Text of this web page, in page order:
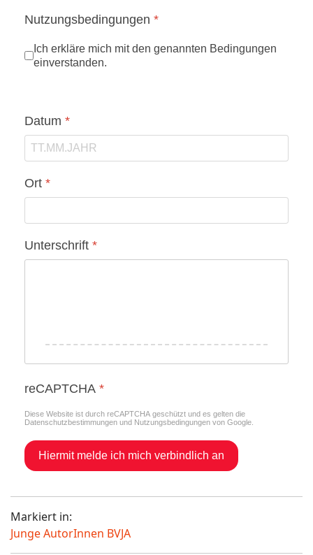
Nutzungsbedingungen *
Ich erkläre mich mit den genannten Bedingungen
einverstanden.
Datum *
Ort *
Unterschrift *
reCAPTCHA *
Diese Website ist durch reCAPTCHA geschützt und es gelten die
Datenschutzbestimmungen und Nutzungsbedingungen von Google.
Hiermit melde ich mich verbindlich an
Markiert in:
Junge AutorInnen BVJA